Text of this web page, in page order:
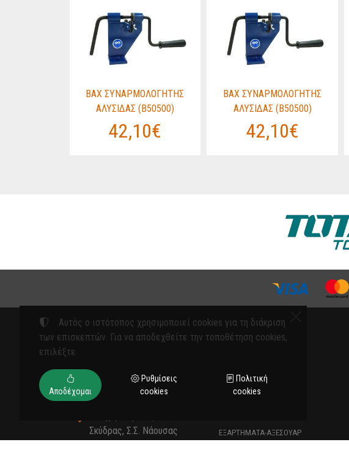
BAX ΣΥΝΑΡΜΟΛΟΓΗΤΗΣ
ΑΛΥΣΙΔΑΣ (B50500)
42,10€
BAX ΣΥΝΑΡΜΟΛΟΓΗΤΗΣ
ΑΛΥΣΙΔΑΣ (B50500)
42,10€
Σκύδρας, Σ.Σ. Νάουσας
ΓΕΩΡΓΙΚΑ ΜΗΧΑΝΗΜΑΤΑ
ΕΞΑΡΤΗΜΑΤΑ-ΑΞΕΣΟΥΑΡ
Αυτός ο ιστότοπος χρησιμοποιεί cookies για τη διάκριση
των επισκεπτών. Για να αποδεχθείτε την τοποθέτηση cookies,
επιλέξτε
Αποδέχομαι
Ρυθμίσεις
cookies
Πολιτική
cookies